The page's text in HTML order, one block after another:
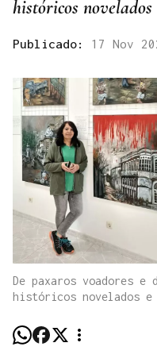
históricos
Publicado: 17 Nov
De paxaros voadores
históricos novelados e